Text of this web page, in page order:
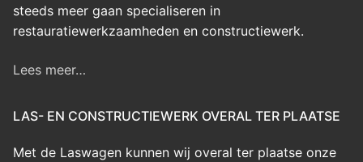
steeds meer gaan specialiseren in
restauratiewerkzaamheden en constructiewerk.
Lees meer…
LAS- EN CONSTRUCTIEWERK OVERAL TER PLAATSE
Met de Laswagen kunnen wij overal ter plaatse onze